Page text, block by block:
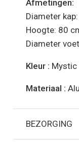
Afmetingen:
Diameter
Hoogte: 80
Diameter
Kleur : Mystic
Materiaal :
BEZORGING